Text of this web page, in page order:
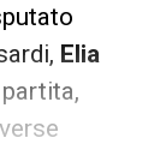
Elia